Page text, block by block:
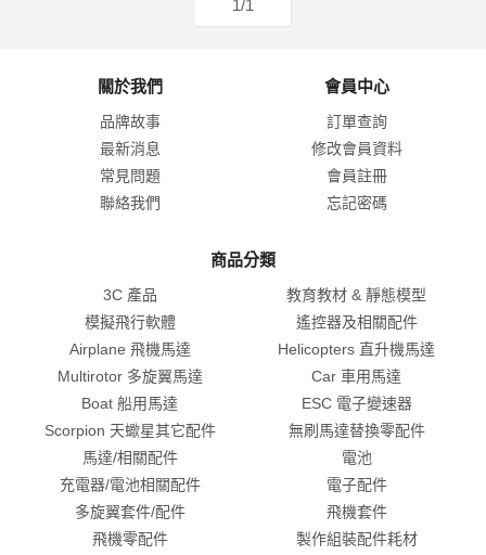
1/1
關於我們
品牌故事
最新消息
常見問題
聯絡我們
會員中心
訂單查詢
修改會員資料
會員註冊
忘記密碼
商品分類
3C 產品
教育教材 & 靜態模型
模擬飛行軟體
遙控器及相關配件
Airplane 飛機馬達
Helicopters 直升機馬達
Multirotor 多旋翼馬達
Car 車用馬達
Boat 船用馬達
ESC 電子變速器
Scorpion 天蠍星其它配件
無刷馬達替換零配件
馬達/相關配件
電池
充電器/電池相關配件
電子配件
多旋翼套件/配件
飛機套件
飛機零配件
製作組裝配件耗材